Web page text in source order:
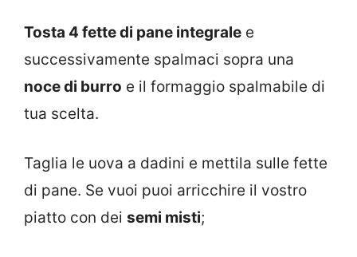
Tosta 4 fette di pane integrale e
successivamente spalmaci sopra una
noce di burro e il formaggio spalmabile di
tua scelta.
Taglia le uova a dadini e mettila sulle fette
di pane. Se vuoi puoi arricchire il vostro
piatto con dei semi misti;